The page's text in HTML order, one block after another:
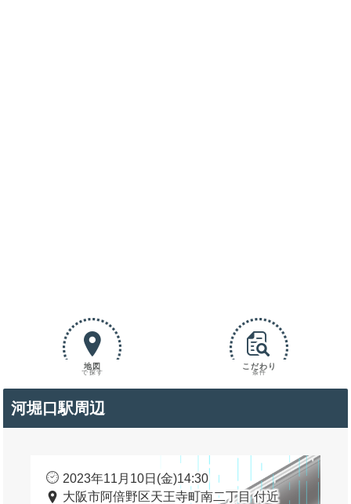
地図
で探す
こだわり
条件
河堀口駅周辺
2023年11月10日(金)14:30
大阪市阿倍野区天王寺町南二丁目 付近